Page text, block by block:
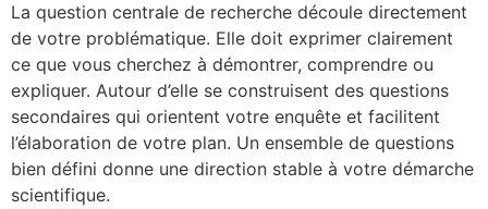
La question centrale de recherche découle directement
de votre problématique. Elle doit exprimer clairement
ce que vous cherchez à démontrer, comprendre ou
expliquer. Autour d’elle se construisent des questions
secondaires qui orientent votre enquête et facilitent
l’élaboration de votre plan. Un ensemble de questions
bien défini donne une direction stable à votre démarche
scientifique.